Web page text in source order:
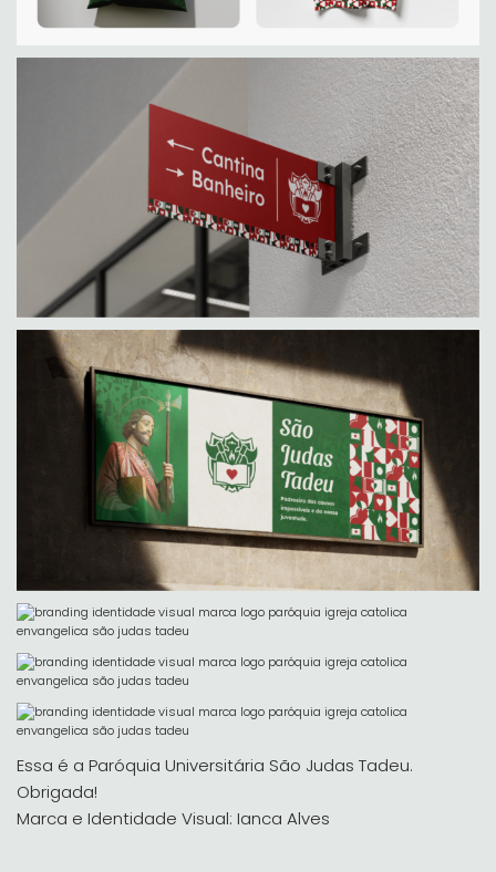
Essa é a Paróquia Universitária São Judas Tadeu.
Obrigada!
Marca e Identidade Visual: Ianca Alves